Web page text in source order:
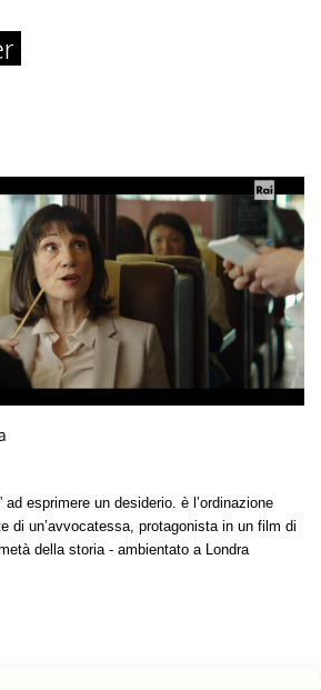
ad esprimere un desiderio. è l’ordinazione
di un’avvocatessa, protagonista in un film di
della storia - ambientato a Londra